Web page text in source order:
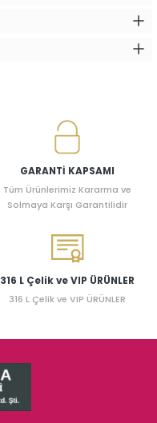
GARANTİ KAPSAMI
Tüm Ürünlerimiz Kararma ve
Solmaya Karşı Garantilidir
316 L Çelik ve VIP ÜRÜNLER
316 L Çelik ve VIP ÜRÜNLER